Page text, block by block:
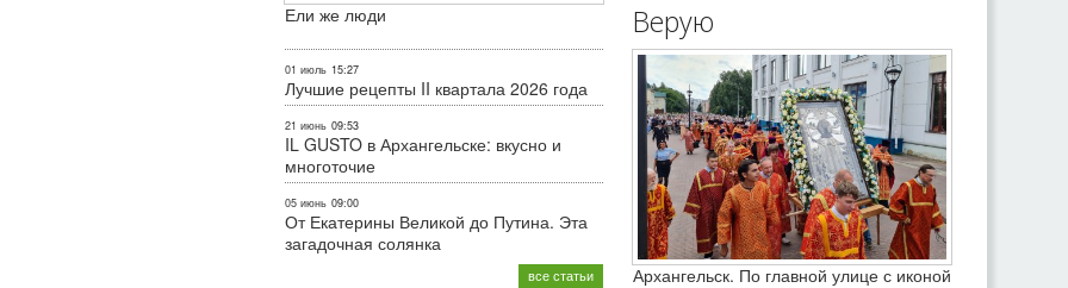
Ели же люди
01 июль 15:27
Лучшие рецепты II квартала 2026 года
21 июнь 09:53
IL GUSTO в Архангельске: вкусно и
многоточие
05 июнь 09:00
От Екатерины Великой до Путина. Эта
загадочная солянка
все статьи
Верую
Архангельск. По главной улице с иконой